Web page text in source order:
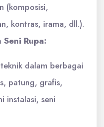
(komposisi,
kontras, irama, dll.).
Rupa:
dalam berbagai
patung, grafis,
instalasi, seni